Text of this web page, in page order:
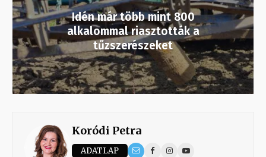
Idén már több mint 800
alkalommal riasztották a
tűzszerészeket
Koródi Petra
ADATLAP